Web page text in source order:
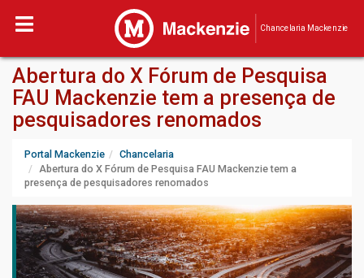
Chancelaria Mackenzie
Abertura do X Fórum de Pesquisa
FAU Mackenzie tem a presença de
pesquisadores renomados
Portal Mackenzie
Chancelaria
Abertura do X Fórum de Pesquisa FAU Mackenzie tem a
presença de pesquisadores renomados